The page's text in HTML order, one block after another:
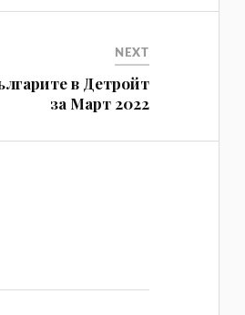
NEXT
в Детройт
за Март 2022